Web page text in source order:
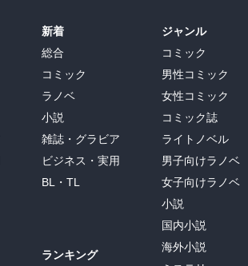
新着
総合
コミック
ラノベ
小説
雑誌・グラビア
ビジネス・実用
BL・TL
ランキング
ジャンル
コミック
男性コミック
女性コミック
コミック誌
ライトノベル
男子向けラノベ
女子向けラノベ
小説
国内小説
海外小説